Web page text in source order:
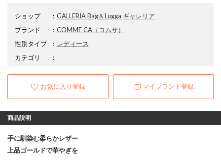
ショップ ： GALLERIA Bag＆Lugga ギャレリア
ブランド
： COMME CA（コムサ）
性別タイプ
： レディース
カテゴリ
：
お気に入り登録 マイブランド登録
商品説明
手に馴染む柔らかレザー
上品ゴールドで華やぎを